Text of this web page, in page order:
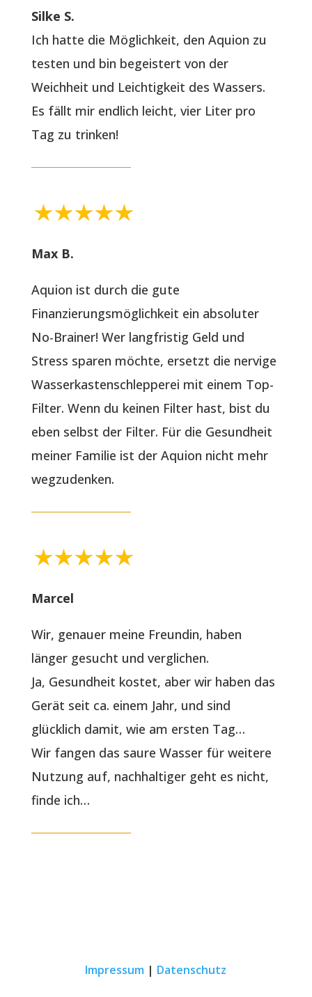
Silke S.
Ich hatte die Möglichkeit, den Aquion zu
testen und bin begeistert von der
Weichheit und Leichtigkeit des Wassers.
Es fällt mir endlich leicht, vier Liter pro
Tag zu trinken!
Max B.
Aquion ist durch die gute
Finanzierungsmöglichkeit ein absoluter
No-Brainer! Wer langfristig Geld und
Stress sparen möchte, ersetzt die nervige
Wasserkastenschlepperei mit einem Top-
Filter. Wenn du keinen Filter hast, bist du
eben selbst der Filter. Für die Gesundheit
meiner Familie ist der Aquion nicht mehr
wegzudenken.
Marcel
Wir, genauer meine Freundin, haben
länger gesucht und verglichen.
Ja, Gesundheit kostet, aber wir haben das
Gerät seit ca. einem Jahr, und sind
glücklich damit, wie am ersten Tag…
Wir fangen das saure Wasser für weitere
Nutzung auf, nachhaltiger geht es nicht,
finde ich…
Impressum | Datenschutz